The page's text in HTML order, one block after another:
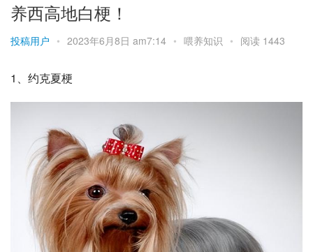
养西高地白梗！
投稿用户 • 2023年6月8日 am7:14 • 喂养知识 • 阅读 1443
1、约克夏梗